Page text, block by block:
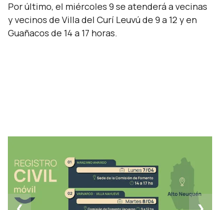
Por último, el miércoles 9 se atenderá a vecinas
y vecinos de Villa del Curí Leuvú de 9 a 12 y en
Guañacos de 14 a 17 horas.